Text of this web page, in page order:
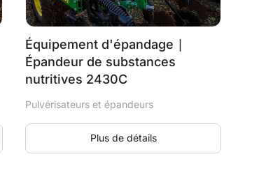
Équipement d'épandage ∣
Épandeur de substances
nutritives 2430C
Pulvérisateurs et épandeurs
Plus de détails